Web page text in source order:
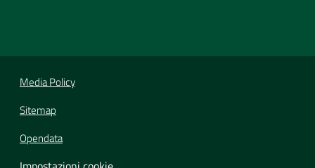
Media Policy
Sitemap
Opendata